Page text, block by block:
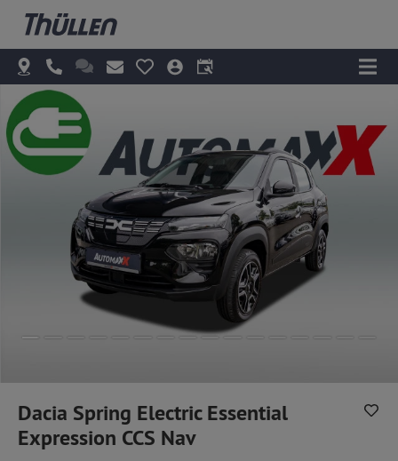
Dacia Spring Electric Essential
Expression CCS Nav